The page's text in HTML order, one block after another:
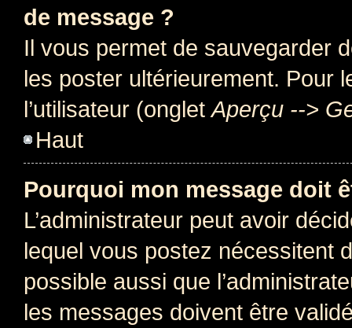
de message ?
Il vous permet de sauvegarder
les poster ultérieurement. Pour
l’utilisateur (onglet Aperçu -->
Haut
Pourquoi mon message doit
L’administrateur peut avoir
lequel vous postez nécessitent
possible aussi que
les messages doivent être